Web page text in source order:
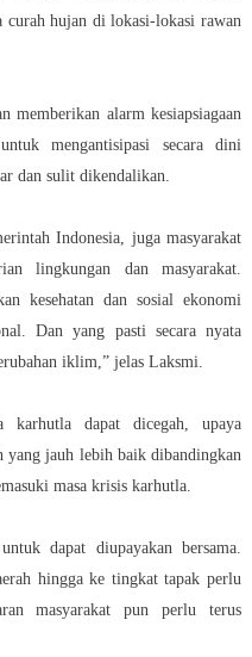
hujan di lokasi-lokasi rawan
memberikan alarm kesiapsiagaan
mengantisipasi secara dini
dan sulit dikendalikan.
Indonesia, juga masyarakat
lingkungan dan masyarakat.
kesehatan dan sosial ekonomi
Dan yang pasti secara nyata
iklim,” jelas Laksmi.
dapat dicegah, upaya
yang jauh lebih baik dibandingkan
masa krisis karhutla.
dapat diupayakan bersama.
hingga ke tingkat tapak perlu
masyarakat pun perlu terus